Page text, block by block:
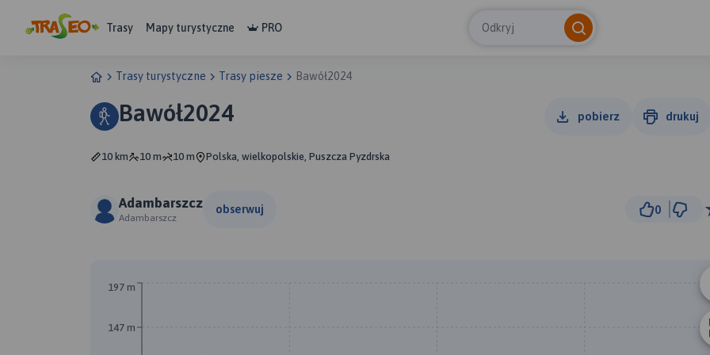
Trasy Mapy turystyczne PRO Odkryj
Trasy turystyczne Trasy piesze Bawół2024
Bawół2024 pobierz drukuj
10 km 10 m 10 m Polska, wielkopolskie, Puszcza Pyzdrska
Adambarszcz
Adambarszcz
obserwuj 0
147 m
197 m